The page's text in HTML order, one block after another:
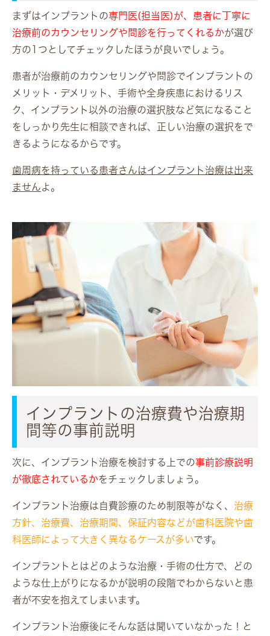
まずはインプラントの専門医(担当医)が、患者に丁寧に
治療前のカウンセリングや問診を行ってくれるかが選び
方の1つとしてチェックしたほうが良いでしょう。
患者が治療前のカウンセリングや問診でインプラントの
メリット・デメリット、手術や全身疾患におけるリス
ク、インプラント以外の治療の選択肢など気になること
をしっかり先生に相談できれば、正しい治療の選択をで
きるようになるからです。
歯周病を持っている患者さんはインプラント治療は出来
ませんよ。
インプラントの治療費や治療期
間等の事前説明
次に、インプラント治療を検討する上での事前診療説明
が徹底されているかをチェックしましょう。
インプラント治療は自費診療のため制限等がなく、 治療
方針、治療費、治療期間、保証内容などが歯科医院や歯
科医師によって大きく異なるケースが多いです。
インプラントとはどのような治療・手術の仕方で、どの
ような仕上がりになるかが説明の段階でわからないと患
者が不安を抱えてしまいます。
インプラント治療後にそんな話は聞いていなかった！と